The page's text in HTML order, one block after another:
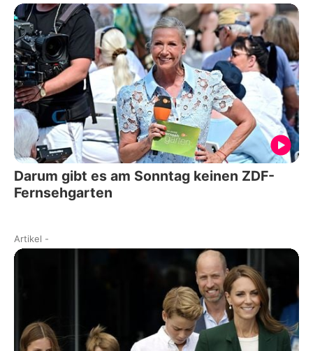
Darum gibt es am Sonntag keinen ZDF-
Fernsehgarten
Artikel -